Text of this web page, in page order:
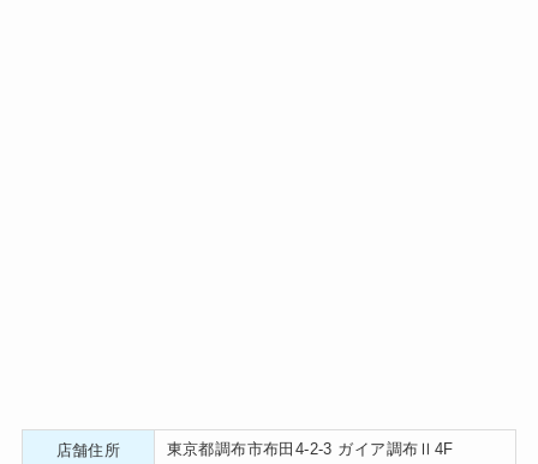
店舗住所
東京都調布市布田4-2-3 ガイア調布Ⅱ4F